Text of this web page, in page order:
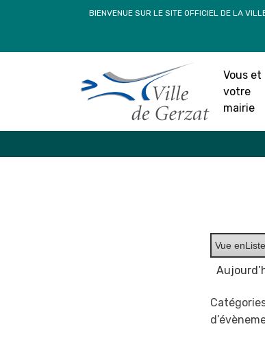
BIENVENUE SUR LE SITE OFFICIEL DE LA
Vous et
votre
mairie
Vue enListe